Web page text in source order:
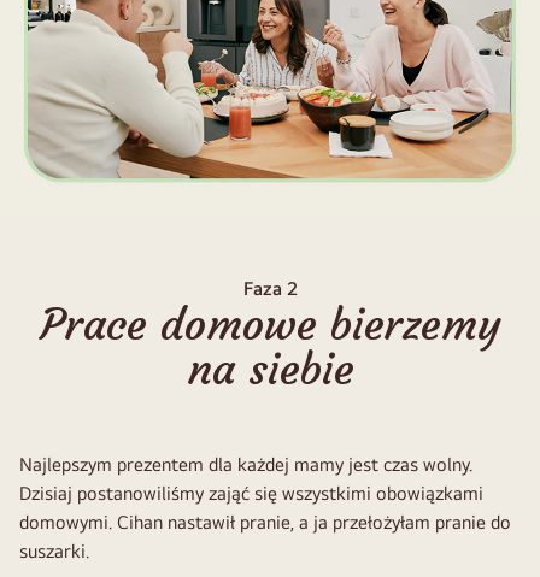
Faza 2
Prace domowe bierzemy
na siebie
Najlepszym prezentem dla każdej mamy jest czas wolny.
Dzisiaj postanowiliśmy zająć się wszystkimi obowiązkami
domowymi. Cihan nastawił pranie, a ja przełożyłam pranie do
suszarki.